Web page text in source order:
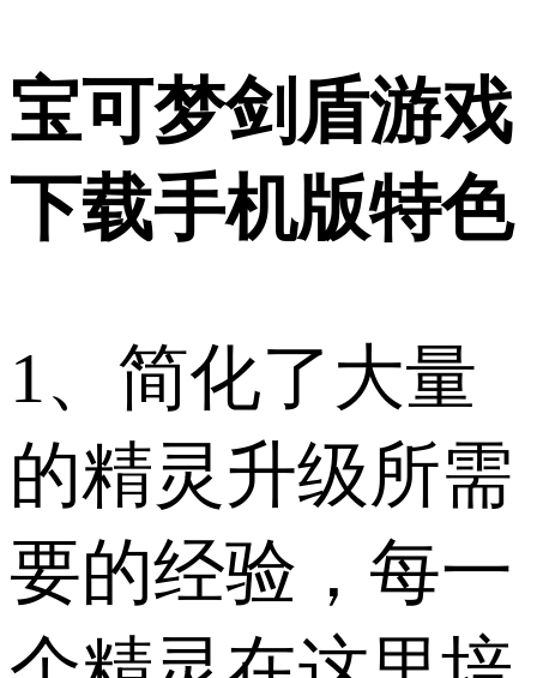
宝可梦剑盾游戏
下载手机版特色
1、简化了大量
的精灵升级所需
要的经验，每一